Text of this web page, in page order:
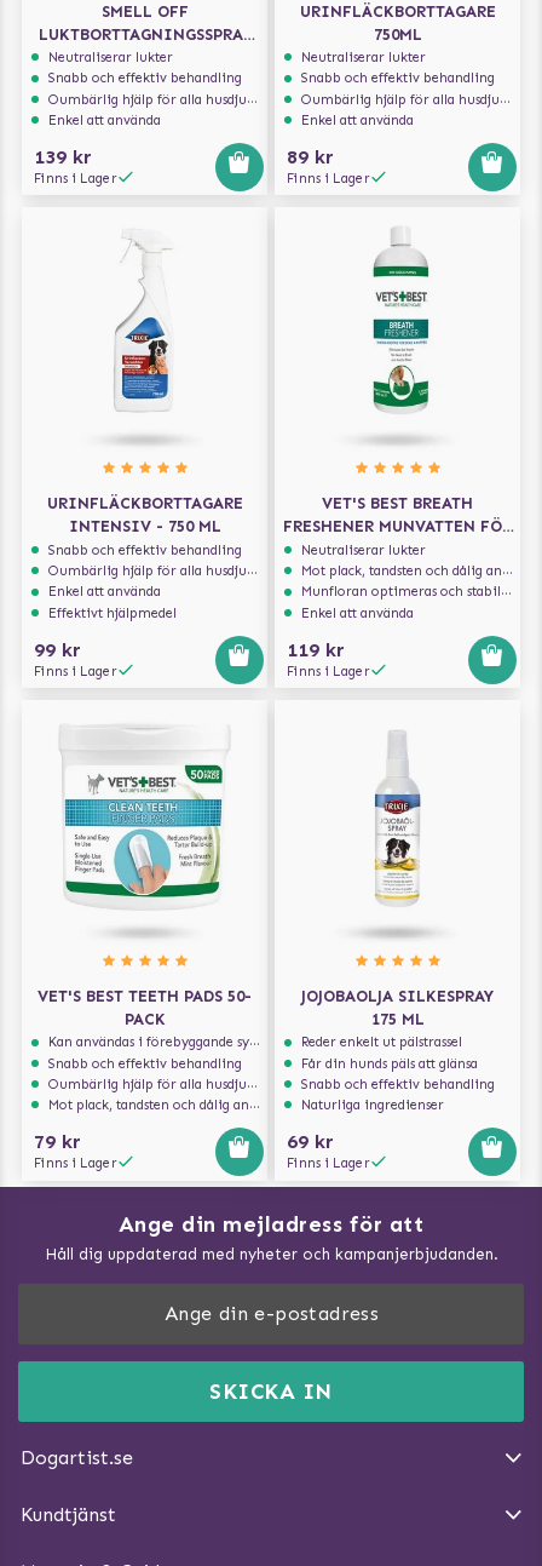
SMELL OFF
LUKTBORTTAGNINGSSPRAY
500 ML
Neutraliserar lukter
Snabb och effektiv behandling
Oumbärlig hjälp för alla husdjursägare
Enkel att använda
139 kr
Finns i Lager
URINFLÄCKBORTTAGARE
750ML
Neutraliserar lukter
Snabb och effektiv behandling
Oumbärlig hjälp för alla husdjursägare
Enkel att använda
89 kr
Finns i Lager
URINFLÄCKBORTTAGARE
INTENSIV - 750 ML
Snabb och effektiv behandling
Oumbärlig hjälp för alla husdjursägare
Enkel att använda
Effektivt hjälpmedel
99 kr
Finns i Lager
VET'S BEST BREATH
FRESHENER MUNVATTEN FÖR
HUND 500 ML
Neutraliserar lukter
Mot plack, tandsten och dålig andedräkt
Munfloran optimeras och stabiliseras
Enkel att använda
119 kr
Finns i Lager
VET'S BEST TEETH PADS 50-
PACK
Kan användas i förebyggande syfte
Snabb och effektiv behandling
Oumbärlig hjälp för alla husdjursägare
Mot plack, tandsten och dålig andedräkt
79 kr
Finns i Lager
JOJOBAOLJA SILKESPRAY
175 ML
Reder enkelt ut pälstrassel
Får din hunds päls att glänsa
Snabb och effektiv behandling
Naturliga ingredienser
69 kr
Finns i Lager
Ange din mejladress för att
Håll dig uppdaterad med nyheter och kampanjerbjudanden.
SKICKA IN
Dogartist.se
DogArtist.se drivs av:
E-post:info@dogartist.se
Kundtjänst
Ångra Köp
Vad kan hundar äta?
Träna Nose Work hemma
Så gör du promenaden roligare